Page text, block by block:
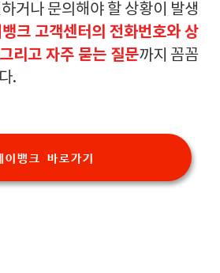
거나 문의해야 할 상황이 발생
크 고객센터의 전화번호와 상
리고 자주 묻는 질문까지 꼼꼼
.
이뱅크 바로가기